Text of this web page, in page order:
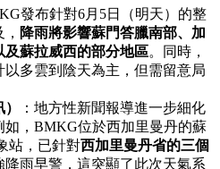
發布針對6月5日（明天）的整
降雨將影響蘇門答臘南部、加
蘇拉威西的部分地區。同時，
多雲到陰天為主，但需留意局
：地方性新聞報導進一步細化
如，BMKG位於西加里曼丹的蘇
站，已針對西加里曼丹省的三個
降雨早警，這突顯了此次天氣系